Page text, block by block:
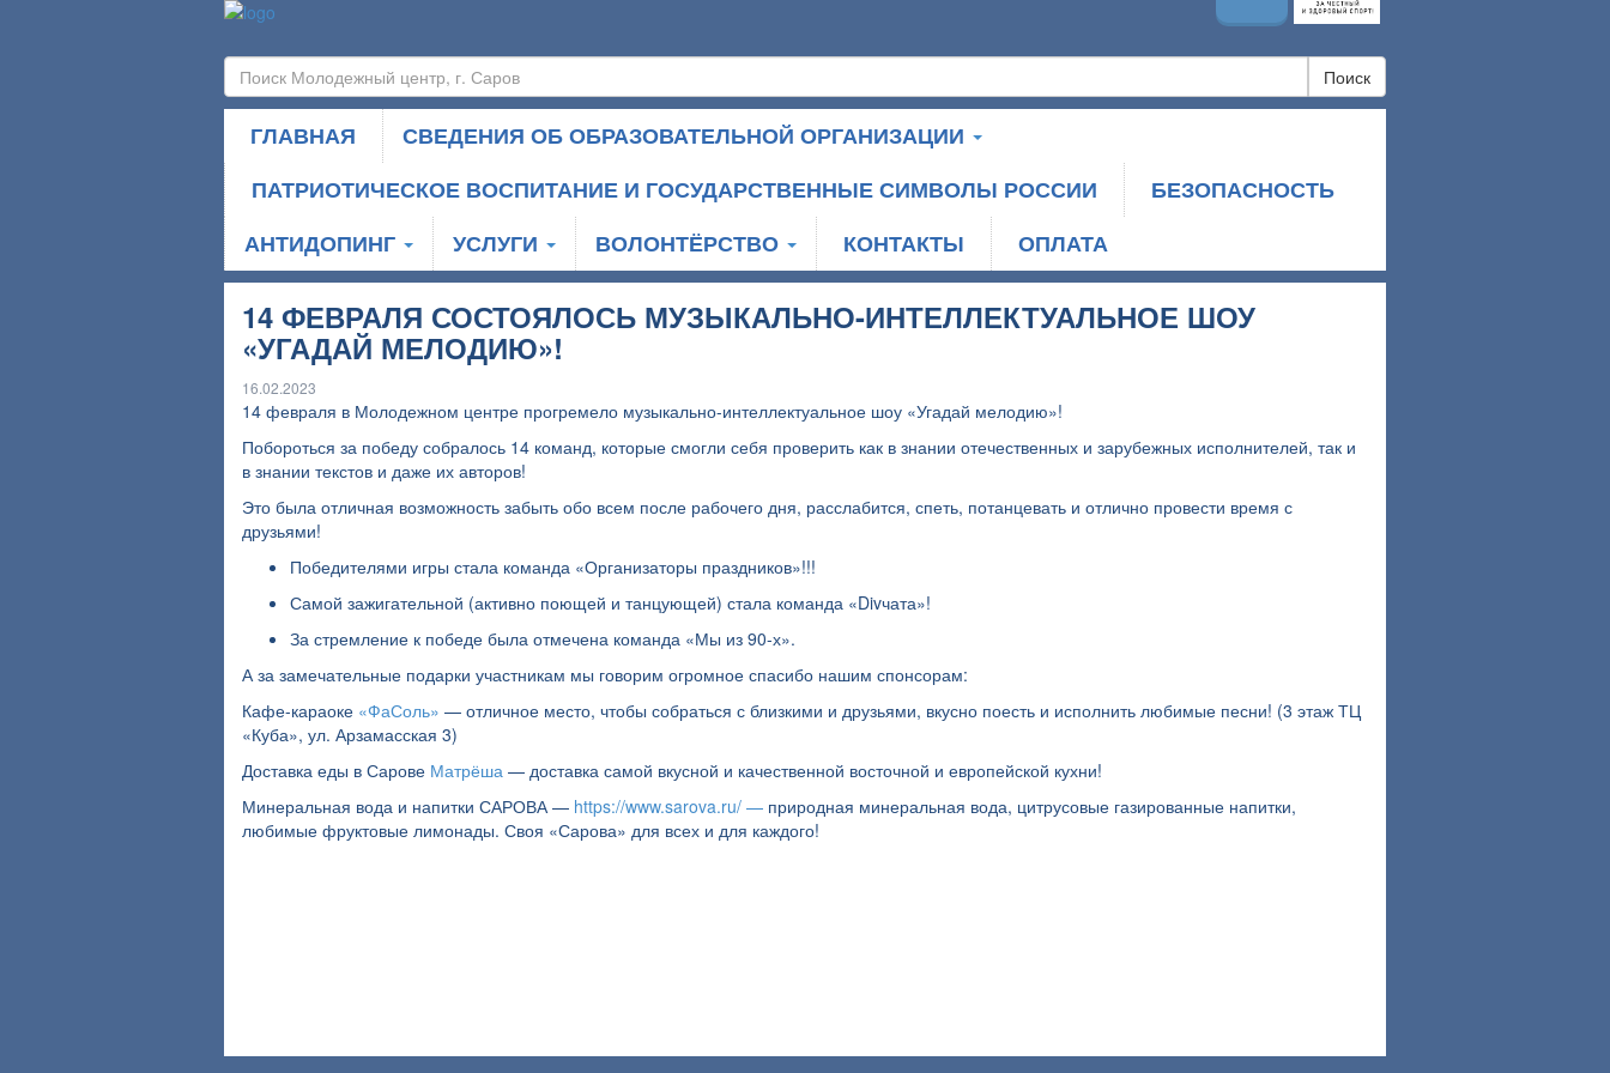
Поиск
ГЛАВНАЯ
СВЕДЕНИЯ ОБ ОБРАЗОВАТЕЛЬНОЙ ОРГАНИЗАЦИИ
ПАТРИОТИЧЕСКОЕ ВОСПИТАНИЕ И ГОСУДАРСТВЕННЫЕ СИМВОЛЫ РОССИИ
БЕЗОПАСНОСТЬ
АНТИДОПИНГ
УСЛУГИ ВОЛОНТЁРСТВО КОНТАКТЫ ОПЛАТА
14 ФЕВРАЛЯ СОСТОЯЛОСЬ МУЗЫКАЛЬНО-ИНТЕЛЛЕКТУАЛЬНОЕ ШОУ
«УГАДАЙ МЕЛОДИЮ»!
16.02.2023
14 февраля в Молодежном центре прогремело музыкально-интеллектуальное шоу «Угадай мелодию»!
Побороться за победу собралось 14 команд, которые смогли себя проверить как в знании отечественных и зарубежных исполнителей, так и
в знании текстов и даже их авторов!
Это была отличная возможность забыть обо всем после рабочего дня, расслабится, спеть, потанцевать и отлично провести время с
друзьями!
Победителями игры стала команда «Организаторы праздников»!!!
Самой зажигательной (активно поющей и танцующей) стала команда «Divчата»!
За стремление к победе была отмечена команда «Мы из 90-х».
А за замечательные подарки участникам мы говорим огромное спасибо нашим спонсорам:
Кафе-караоке «ФаСоль» — отличное место, чтобы собраться с близкими и друзьями, вкусно поесть и исполнить любимые песни! (3 этаж ТЦ
«Куба», ул. Арзамасская 3)
Доставка еды в Сарове Матрёша — доставка самой вкусной и качественной восточной и европейской кухни!
Минеральная вода и напитки САРОВА — https://www.sarova.ru/ — природная минеральная вода, цитрусовые газированные напитки,
любимые фруктовые лимонады. Своя «Сарова» для всех и для каждого!